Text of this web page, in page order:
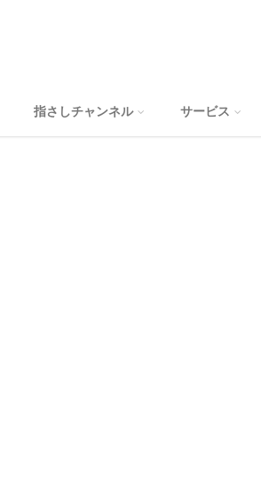
指さしチャンネル サービス